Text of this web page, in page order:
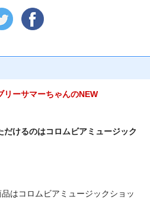
リーサマーちゃんのNEW
けるのはコロムビアミュージック
はコロムビアミュージックショッ